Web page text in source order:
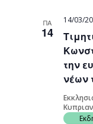
ΠΑ
14
την
νέων
14/03/